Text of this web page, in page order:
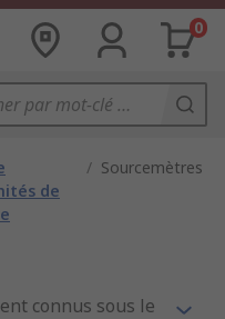
0
de
/ Sourcemètres
connus sous le